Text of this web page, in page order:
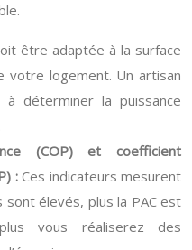
être adaptée à la surface
votre logement. Un artisan
déterminer la puissance
(COP) et coefficient
: Ces indicateurs mesurent
sont élevés, plus la PAC est
vous réaliserez des